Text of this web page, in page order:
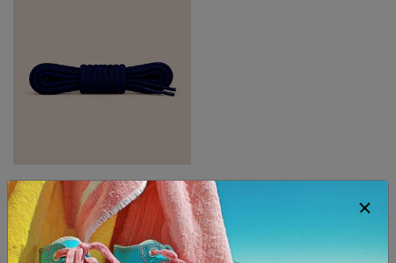
Runde Schnürsenkel
Marineblau
ab4.90 eur